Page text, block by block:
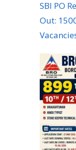
SBI PO
Out: